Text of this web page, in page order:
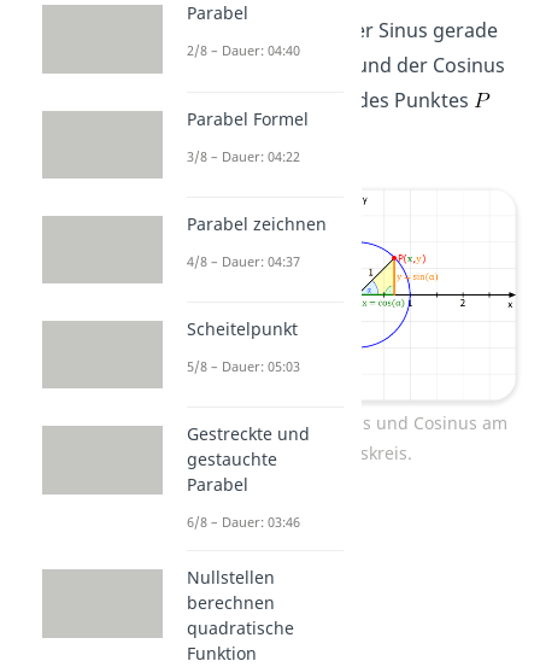
Das heißt, dass der Sinus gerade
die -Koordinate und der Cosinus
-Koordinate des Punktes
ist.
Definition von Sinus und Cosinus am
Einheitskreis.
Parabel
2/8 – Dauer: 04:40
Parabel Formel
3/8 – Dauer: 04:22
Parabel zeichnen
4/8 – Dauer: 04:37
Scheitelpunkt
5/8 – Dauer: 05:03
Gestreckte und
gestauchte
Parabel
6/8 – Dauer: 03:46
Nullstellen
berechnen
quadratische
Funktion